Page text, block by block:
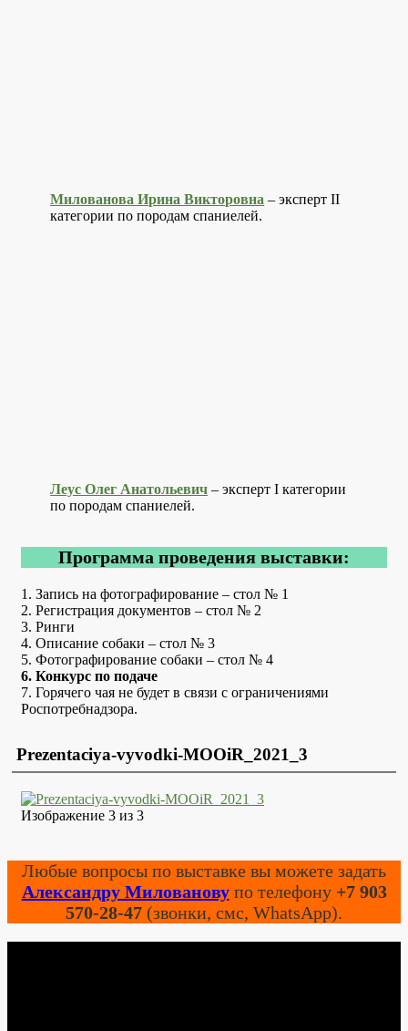
Милованова Ирина Викторовна – эксперт II
категории по породам спаниелей.
Леус Олег Анатольевич – эксперт I категории
по породам спаниелей.
Программа проведения выставки:
1. Запись на фотографирование – стол № 1
2. Регистрация документов – стол № 2
3. Ринги
4. Описание собаки – стол № 3
5. Фотографирование собаки – стол № 4
6. Конкурс по подаче
7. Горячего чая не будет в связи с ограничениями
Роспотребнадзора.
Prezentaciya-vyvodki-MOOiR_2021_3
Изображение 3 из 3
Любые вопросы по выставке вы можете задать
Александру Миловановупо телефону +7 903
570-28-47 (звонки, смс, WhatsApp).